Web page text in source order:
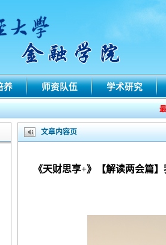
养 师资队伍 学术研究
最
文章内容页
《天财思享+》【解读两会篇